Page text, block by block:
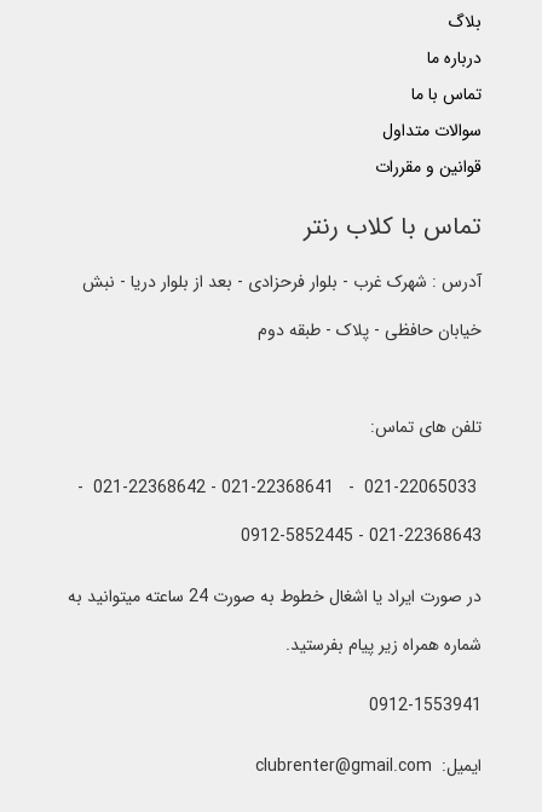
بلاگ
درباره ما
تماس با ما
سوالات متداول
قوانین و مقررات
تماس با کلاب رنتر
آدرس : شهرک غرب - بلوار فرحزادی - بعد از بلوار دریا - نبش
خیابان حافظی - پلاک - طبقه دوم
تلفن های تماس:
021-22065033 - 021-22368641 - 021-22368642 -
021-22368643 - 0912-5852445
در صورت ایراد یا اشغال خطوط به صورت 24 ساعته میتوانید به
شماره همراه زیر پیام بفرستید.
0912-1553941
ایمیل: clubrenter@gmail.com